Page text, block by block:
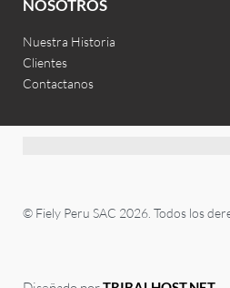
NOSOTROS
Nuestra Historia
Clientes
Contactanos
© Fiely Peru SAC 2026. Todos los